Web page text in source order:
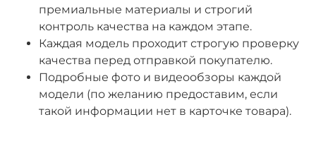
премиальные материалы и строгий
контроль качества на каждом этапе.
Каждая модель проходит строгую проверку
качества перед отправкой покупателю.
Подробные фото и видеообзоры каждой
модели (по желанию предоставим, если
такой информации нет в карточке товара).